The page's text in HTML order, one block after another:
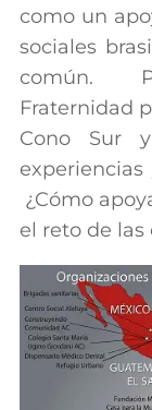
como un
sociales
común.
Fraternidad
Cono Sur
¿Cómo
el reto de las